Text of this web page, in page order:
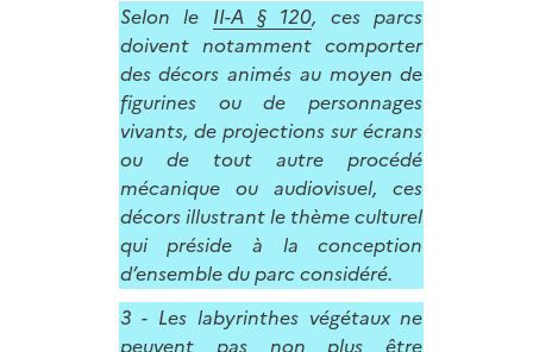
Selon le II-A § 120, ces parcs
doivent notamment comporter
des décors animés au moyen de
figurines ou de personnages
vivants, de projections sur écrans
ou de tout autre procédé
mécanique ou audiovisuel, ces
décors illustrant le thème culturel
qui préside à la conception
d’ensemble du parc considéré.
3 - Les labyrinthes végétaux ne
peuvent pas non plus être